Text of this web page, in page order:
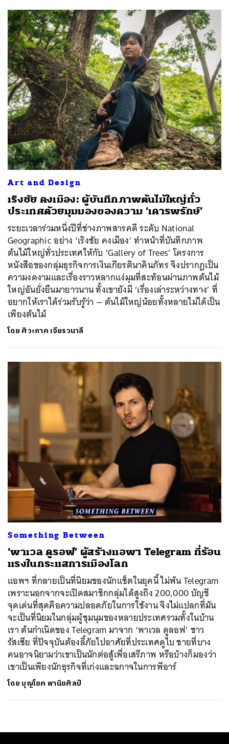
Art and Design
เริงชัย คงเมือง: ผู้บันทึกภาพต้นไม้ใหญ่ทั่ว
ประเทศด้วยมุมมองของความ ‘เคารพรักษ์’
ระยะเวลาร่วมหนึ่งปีที่ช่างภาพสารคดี ระดับ National
Geographic อย่าง ‘เริงชัย คงเมือง’ ทำหน้าที่บันทึกภาพ
ต้นไม้ใหญ่ทั่วประเทศให้กับ ‘Gallery of Trees’ โครงการ
หนังสือของกลุ่มธุรกิจการเงินเกียรตินาคินภัทร จึงปรากฎเป็น
ความงดงามและเรื่องราวหลากแง่มุมที่สะท้อนผ่านภาพต้นไม้
ใหญ่อันยั่งยืนมายาวนาน ทั้งเขายังมี ‘เรื่องเล่าระหว่างทาง’ ที่
อยากให้เราได้ร่วมรับรู้ว่า — ต้นไม้ใหญ่น้อยทั้งหลายไม่ได้เป็น
เพียงต้นไม้
โดย ศิวะภาค เจียรวนาลี
Something Between
‘พาเวล ดูรอฟ’ ผู้สร้างแอพฯ Telegram ที่ร้อน
แรงในกระแสการเมืองโลก
แอพฯ ที่กลายเป็นที่นิยมของนักแช็ตในยุคนี้ ไม่พ้น Telegram
เพราะนอกจากจะเปิดสมาชิกกลุ่มได้สูงถึง 200,000 บัญชี
จุดเด่นที่สุดคือความปลอดภัยในการใช้งาน จึงไม่แปลกที่มัน
จะเป็นที่นิยมในกลุ่มผู้ชุมนุมของหลายประเทศรวมทั้งในบ้าน
เรา ต้นกำเนิดของ Telegram มาจาก ‘พาเวล ดูลอฟ’ ชาว
รัสเซีย ที่ปัจจุบันต้องลี้ภัยไปอาศัยที่ประเทศดูไบ ชายที่บาง
คนอาจนิยามว่าเขาเป็นนักต่อสู้เพื่อเสรีภาพ หรือบ้างก็มองว่า
เขาเป็นเพียงนักธุรกิจที่เก่งและฉกาจในการพีอาร์
โดย บุญโชค พานิชศิลป์